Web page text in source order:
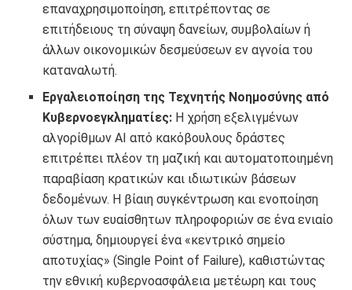
επαναχρησιμοποίηση, επιτρέποντας σε
επιτήδειους τη σύναψη δανείων, συμβολαίων ή
άλλων οικονομικών δεσμεύσεων εν αγνοία του
καταναλωτή.
Εργαλειοποίηση της Τεχνητής Νοημοσύνης από
Κυβερνοεγκληματίες: Η χρήση εξελιγμένων
αλγορίθμων AI από κακόβουλους δράστες
επιτρέπει πλέον τη μαζική και αυτοματοποιημένη
παραβίαση κρατικών και ιδιωτικών βάσεων
δεδομένων. Η βίαιη συγκέντρωση και ενοποίηση
όλων των ευαίσθητων πληροφοριών σε ένα ενιαίο
σύστημα, δημιουργεί ένα «κεντρικό σημείο
αποτυχίας» (Single Point of Failure), καθιστώντας
την εθνική κυβερνοασφάλεια μετέωρη και τους